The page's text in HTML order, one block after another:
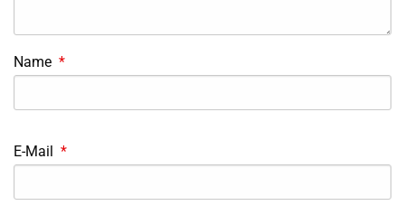
Name *
E-Mail *